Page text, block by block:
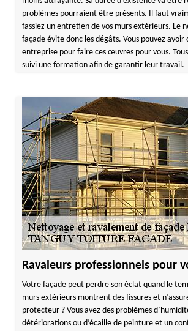
problèmes pourraient être présents. Il faut
fassiez un entretien de vos murs extérieurs. Le
façade évite donc les dégâts. Vous pouvez
entreprise pour faire ces œuvres pour vous.
suivi une formation afin de garantir leur travail.
Ravaleurs professionnels pour
Votre façade peut perdre son éclat quand le
murs extérieurs montrent des fissures et
protecteur ? Vous avez des problèmes
détériorations ou d’écaille de peinture et un